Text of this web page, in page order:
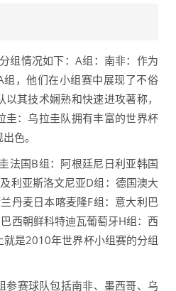
组情况如下：A组：南非：作为
，他们在小组赛中展现了不俗
其技术娴熟和快速进攻著称，
圭：乌拉圭队拥有丰富的世界杯
色。
法国B组：阿根廷尼日利亚韩国
利亚斯洛文尼亚D组：德国澳大
丹麦日本喀麦隆F组：意大利巴
西朝鲜科特迪瓦葡萄牙H组：西
是2010年世界杯小组赛的分组
赛球队包括南非、墨西哥、乌